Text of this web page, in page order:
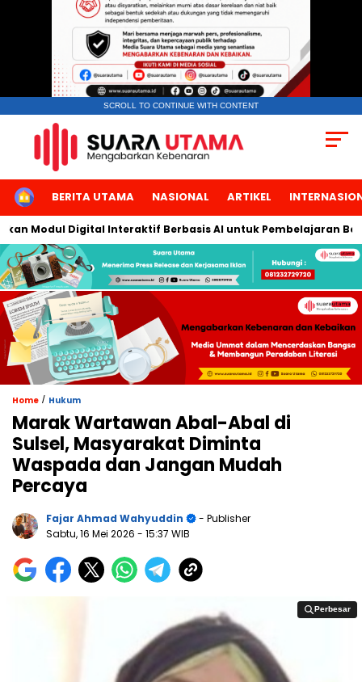
SCROLL TO CONTINUE WITH CONTENT
HOMEBERITA UTAMA NASIONAL ARTIKEL
Digital Interaktif Berbasis AI untuk Pembelajaran
Home / Hukum
Marak Wartawan Abal-Abal di
Sulsel, Masyarakat Diminta
Waspada dan Jangan Mudah
Percaya
Fajar Ahmad Wahyuddin
- Publisher
Sabtu, 16 Mei 2026 - 15:37 WIB
Perbesar
Perbesar